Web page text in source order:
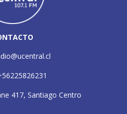
417, Santiago Centro